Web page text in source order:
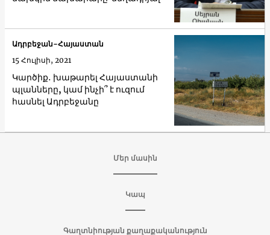
Կարծիք․ խաթարել Հայաստանի
պլանները, կամ ինչի՞ է ուզում
հասնել Ադրբեջանը
Ադրբեջան-Հայաստան
15 Հուլիսի, 2021
Մեր մասին
Կապ
Գաղտնիության քաղաքականություն